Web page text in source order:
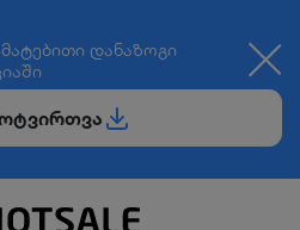
დანაზოგი